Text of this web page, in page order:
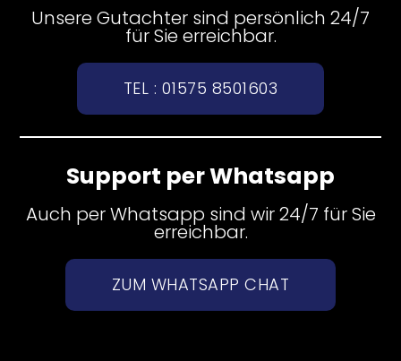
Unsere Gutachter sind persönlich 24/7
für Sie erreichbar.
TEL : 01575 8501603
Support per Whatsapp
Auch per Whatsapp sind wir 24/7 für Sie
erreichbar.
ZUM WHATSAPP CHAT